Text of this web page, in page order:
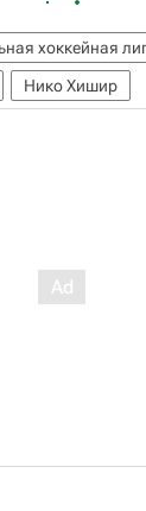
хоккейная
Нико Хишир